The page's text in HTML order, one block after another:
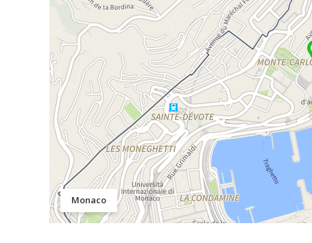
Monaco